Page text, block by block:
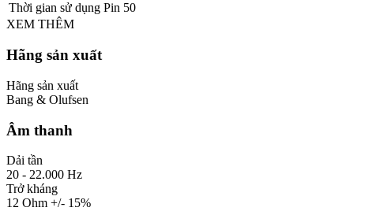
Thời gian sử dụng Pin 50
XEM THÊM
Hãng sản xuất
Hãng sản xuất
Bang & Olufsen
Âm thanh
Dải tần
20 - 22.000 Hz
Trở kháng
12 Ohm +/- 15%